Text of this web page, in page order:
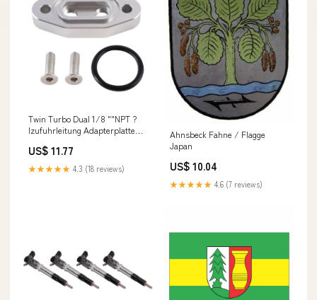
Twin Turbo Dual 1/8 ""NPT ?
lzufuhrleitung Adapterplatte
Universal Lock Set
US$ 11.77
★★★★★ 4.3 (18 reviews)
Ahnsbeck Fahne / Flagge
Japan
US$ 10.04
★★★★★ 4.6 (7 reviews)